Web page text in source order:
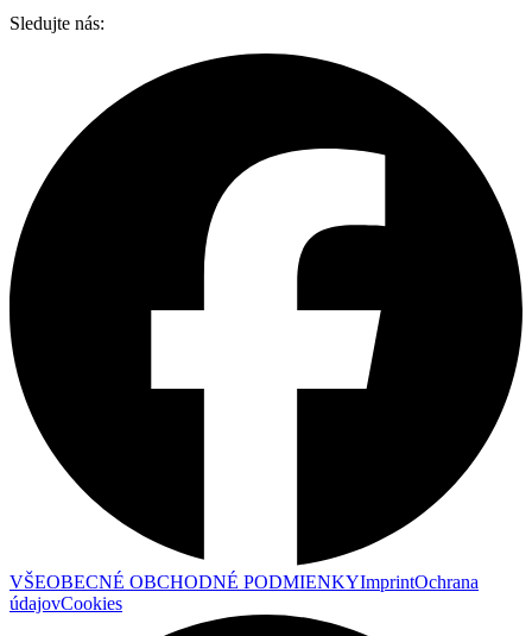
Sledujte nás:
VŠEOBECNÉ OBCHODNÉ PODMIENKYImprintOchrana
údajovCookies